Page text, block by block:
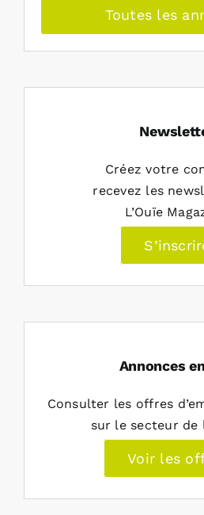
Toutes les
Créez votre
recevez les
L’Ouïe
Annonces
Consulter les offres
sur le secteur de
Voir les